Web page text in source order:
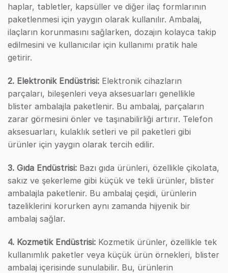
haplar, tabletler, kapsüller ve diğer ilaç formlarının
paketlenmesi için yaygın olarak kullanılır. Ambalaj,
ilaçların korunmasını sağlarken, dozajın kolayca takip
edilmesini ve kullanıcılar için kullanımı pratik hale
getirir.
2. Elektronik Endüstrisi: Elektronik cihazların
parçaları, bileşenleri veya aksesuarları genellikle
blister ambalajla paketlenir. Bu ambalaj, parçaların
zarar görmesini önler ve taşınabilirliği artırır. Telefon
aksesuarları, kulaklık setleri ve pil paketleri gibi
ürünler için yaygın olarak tercih edilir.
3. Gıda Endüstrisi: Bazı gıda ürünleri, özellikle çikolata,
sakız ve şekerleme gibi küçük ve tekli ürünler, blister
ambalajla paketlenir. Bu ambalaj çeşidi, ürünlerin
tazeliklerini korurken aynı zamanda hijyenik bir
ambalaj sağlar.
4. Kozmetik Endüstrisi: Kozmetik ürünler, özellikle tek
kullanımlık paketler veya küçük ürün örnekleri, blister
ambalaj içerisinde sunulabilir. Bu, ürünlerin